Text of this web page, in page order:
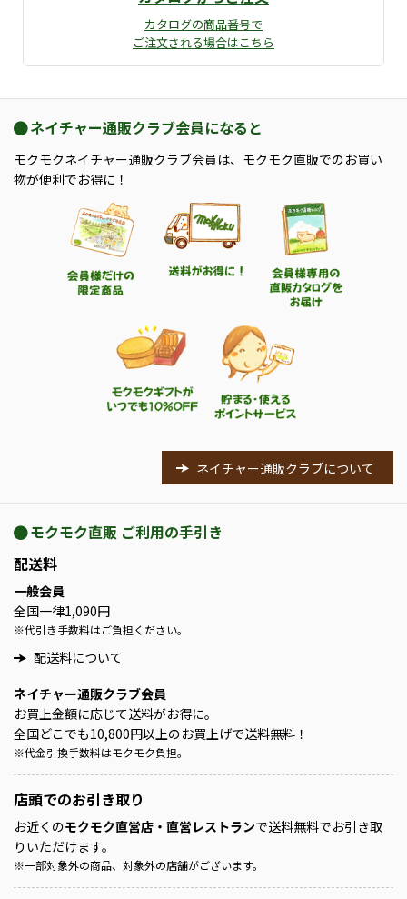
カタログの商品番号で
ご注文される場合はこちら
ネイチャー通販クラブ会員になると
モクモクネイチャー通販クラブ会員は、モクモク直販でのお買い
物が便利でお得に！
ネイチャー通販クラブについて
モクモク直販 ご利用の手引き
配送料
一般会員
全国一律1,090円
※代引き手数料はご負担ください。
配送料について
ネイチャー通販クラブ会員
お買上金額に応じて送料がお得に。
全国どこでも10,800円以上のお買上げで送料無料！
※代金引換手数料はモクモク負担。
店頭でのお引き取り
お近くのモクモク直営店・直営レストランで送料無料でお引き取
りいただけます。
※一部対象外の商品、対象外の店舗がございます。